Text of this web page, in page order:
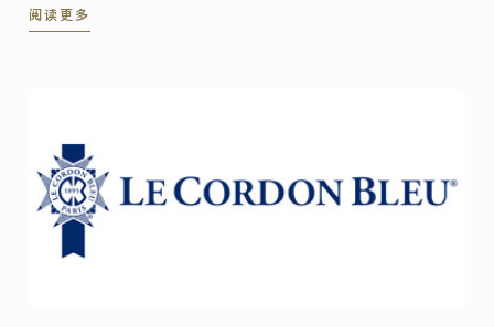
阅读更多